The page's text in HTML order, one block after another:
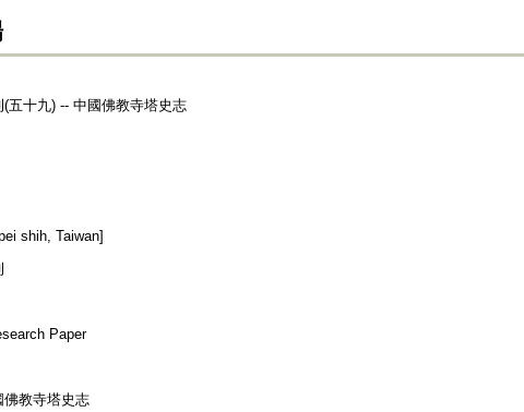
五十九) -- 中國佛教寺塔史志
shih, Taiwan]
Paper
教寺塔史志